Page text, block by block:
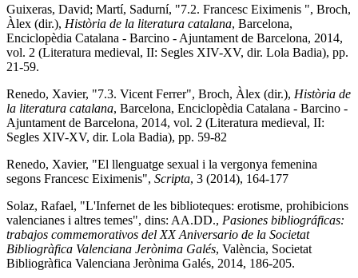
Guixeras, David; Martí, Sadurní, "7.2. Francesc Eiximenis ", Broch,
Àlex (dir.), Història de la literatura catalana, Barcelona,
Enciclopèdia Catalana - Barcino - Ajuntament de Barcelona, 2014,
vol. 2 (Literatura medieval, II: Segles XIV-XV, dir. Lola Badia), pp.
21-59.
Renedo, Xavier, "7.3. Vicent Ferrer", Broch, Àlex (dir.), Història de
la literatura catalana, Barcelona, Enciclopèdia Catalana - Barcino -
Ajuntament de Barcelona, 2014, vol. 2 (Literatura medieval, II:
Segles XIV-XV, dir. Lola Badia), pp. 59-82
Renedo, Xavier, "El llenguatge sexual i la vergonya femenina
segons Francesc Eiximenis", Scripta, 3 (2014), 164-177
Solaz, Rafael, "L'Infernet de les biblioteques: erotisme, prohibicions
valencianes i altres temes", dins: AA.DD., Pasiones bibliográficas:
trabajos commemorativos del XX Aniversario de la Societat
Bibliogràfica Valenciana Jerònima Galés, València, Societat
Bibliogràfica Valenciana Jerònima Galés, 2014, 186-205.